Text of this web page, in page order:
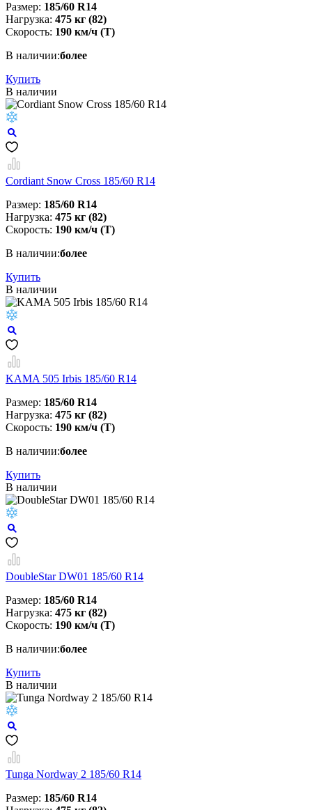
Размер: 185/60 R14
Нагрузка: 475 кг (82)
Скорость: 190 км/ч (T)
В наличии:более
Купить
В наличии
Cordiant Snow Cross 185/60 R14
Размер: 185/60 R14
Нагрузка: 475 кг (82)
Скорость: 190 км/ч (T)
В наличии:более
Купить
В наличии
KAMA 505 Irbis 185/60 R14
Размер: 185/60 R14
Нагрузка: 475 кг (82)
Скорость: 190 км/ч (T)
В наличии:более
Купить
В наличии
DoubleStar DW01 185/60 R14
Размер: 185/60 R14
Нагрузка: 475 кг (82)
Скорость: 190 км/ч (T)
В наличии:более
Купить
В наличии
Tunga Nordway 2 185/60 R14
Размер: 185/60 R14